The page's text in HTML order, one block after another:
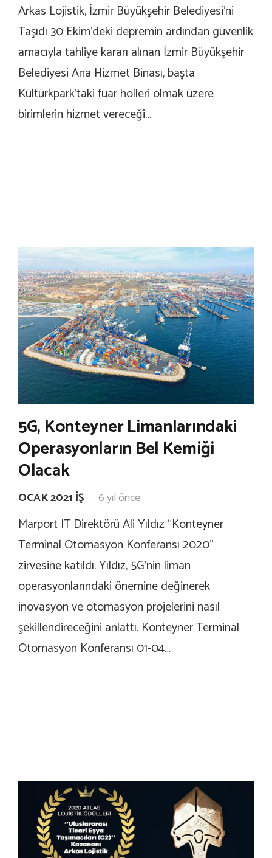
Arkas Lojistik, İzmir Büyükşehir Belediyesi’ni
Taşıdı 30 Ekim’deki depremin ardından güvenlik
amacıyla tahliye kararı alınan İzmir Büyükşehir
Belediyesi Ana Hizmet Binası, başta
Kültürkpark’taki fuar holleri olmak üzere
birimlerin hizmet vereceği…
5G, Konteyner Limanlarındaki
Operasyonların Bel Kemiği
Olacak
OCAK 2021 İŞ 6 yıl önce
Marport IT Direktörü Ali Yıldız “Konteyner
Terminal Otomasyon Konferansı 2020”
zirvesine katıldı. Yıldız, 5G’nin liman
operasyonlarındaki önemine değinerek
inovasyon ve otomasyon projelerini nasıl
şekillendireceğini anlattı. Konteyner Terminal
Otomasyon Konferansı 01-04…